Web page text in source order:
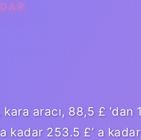
aracı, 88,5 £ ‘dan
kadar 253.5 £’ a